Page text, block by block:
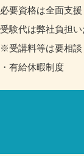
必要資格は全面支援
受験代は弊社負担い
※受講料等は要相談
・有給休暇制度